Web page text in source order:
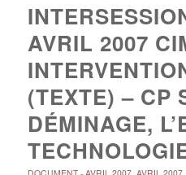
AVRIL 2007
(TEXTE) – CP
DÉMINAGE,